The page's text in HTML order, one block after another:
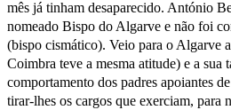
mês já tinham desaparecido. António
nomeado Bispo do Algarve e não foi
(bispo cismático). Veio para o Algarve
Coimbra teve a mesma atitude) e a sua
comportamento dos padres apoiantes
tirar-lhes os cargos que exerciam, para